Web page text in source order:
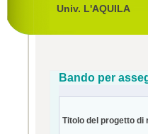
Univ. L'AQUILA
Bando per
Titolo del progetto di